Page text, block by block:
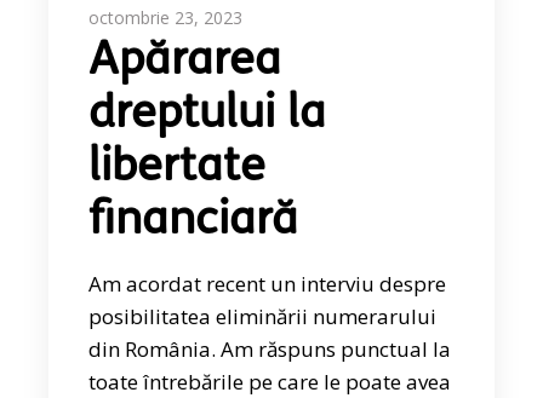
octombrie 23, 2023
Apărarea
dreptului la
libertate
financiară
Am acordat recent un interviu despre
posibilitatea eliminării numerarului
din România. Am răspuns punctual la
toate întrebările pe care le poate avea